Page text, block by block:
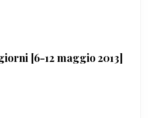
[6-12 maggio 2013]